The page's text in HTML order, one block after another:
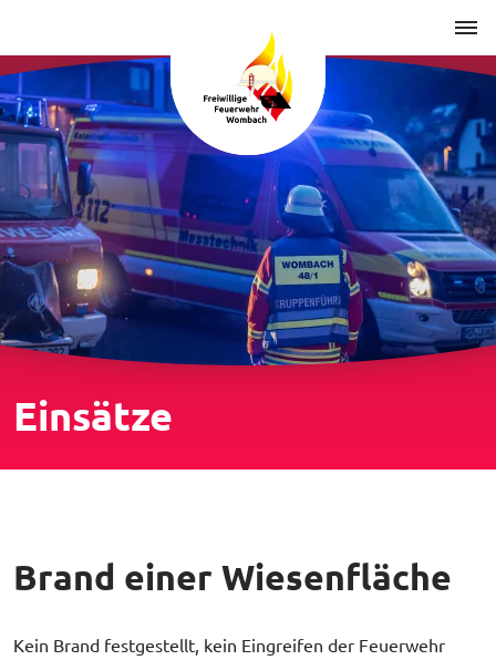
Einsätze
Brand einer Wiesenfläche
Kein Brand festgestellt, kein Eingreifen der Feuerwehr